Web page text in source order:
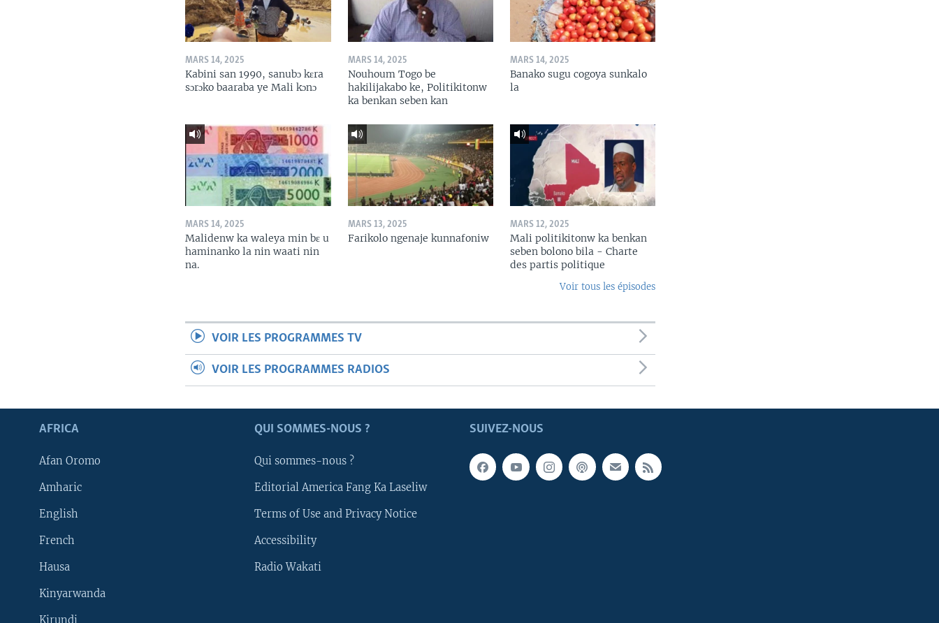
MARS 14, 2025
Kabini san 1990, sanubɔ kɛra
sɔrɔko baaraba ye Mali kɔnɔ
MARS 14, 2025
Nouhoum Togo be
hakilijakabo ke, Politikitonw
ka benkan seben kan
MARS 14, 2025
Banako sugu cogoya sunkalo
la
MARS 14, 2025
Malidenw ka waleya min bɛ u
haminanko la nin waati nin
na.
MARS 13, 2025
Farikolo ngenaje kunnafoniw
MARS 12, 2025
Mali politikitonw ka benkan
seben bolono bila - Charte
des partis politique
Voir tous les épisodes
VOIR LES PROGRAMMES TV
VOIR LES PROGRAMMES RADIOS
SUIVEZ-NOUS
AFRICA
Afan Oromo
Amharic
English
French
Hausa
Kinyarwanda
Kirundi
QUI SOMMES-NOUS ?
Qui sommes-nous ?
Editorial America Fang Ka Laseliw
Terms of Use and Privacy Notice
Accessibility
Radio Wakati